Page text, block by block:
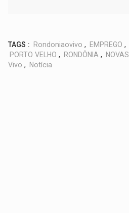
TAGS : Rondoniaovivo , EMPREGO ,
PORTO VELHO , RONDÔNIA , NOVAS
Vivo , Notícia